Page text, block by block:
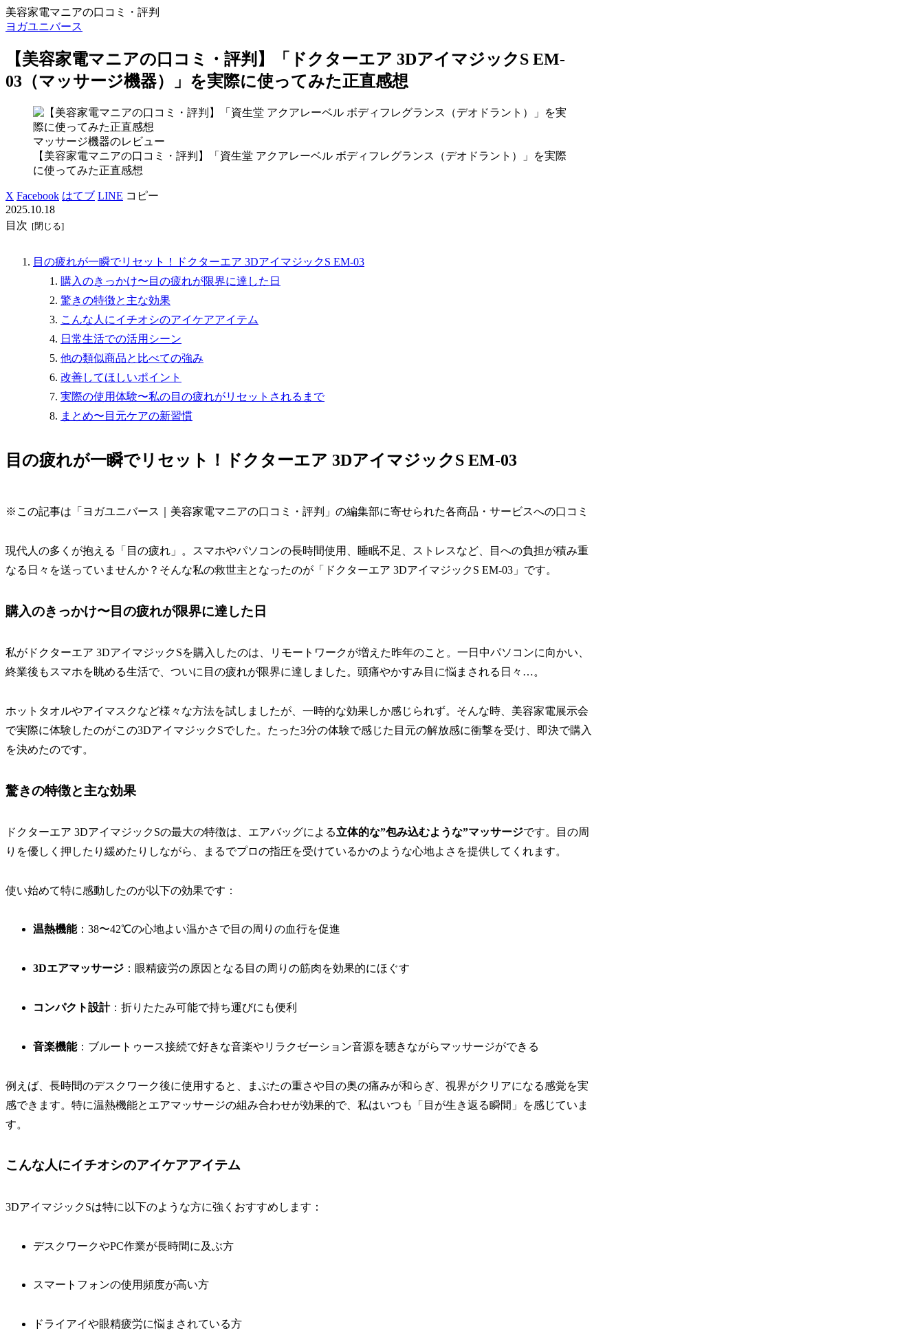
美容家電マニアの口コミ・評判
ヨガユニバース
【美容家電マニアの口コミ・評判】「ドクターエア 3DアイマジックS EM-
03（マッサージ機器）」を実際に使ってみた正直感想
マッサージ機器のレビュー
【美容家電マニアの口コミ・評判】「資生堂 アクアレーベル ボディフレグランス（デオドラント）」を実際
に使ってみた正直感想
X Facebook はてブ LINE コピー
2025.10.18
目次
目の疲れが一瞬でリセット！ドクターエア 3DアイマジックS EM-03
購入のきっかけ〜目の疲れが限界に達した日
驚きの特徴と主な効果
こんな人にイチオシのアイケアアイテム
日常生活での活用シーン
他の類似商品と比べての強み
改善してほしいポイント
実際の使用体験〜私の目の疲れがリセットされるまで
まとめ〜目元ケアの新習慣
目の疲れが一瞬でリセット！ドクターエア 3DアイマジックS EM-03
※この記事は「ヨガユニバース｜美容家電マニアの口コミ・評判」の編集部に寄せられた各商品・サービスへの口コミ
現代人の多くが抱える「目の疲れ」。スマホやパソコンの長時間使用、睡眠不足、ストレスなど、目への負担が積み重
なる日々を送っていませんか？そんな私の救世主となったのが「ドクターエア 3DアイマジックS EM-03」です。
購入のきっかけ〜目の疲れが限界に達した日
私がドクターエア 3DアイマジックSを購入したのは、リモートワークが増えた昨年のこと。一日中パソコンに向かい、
終業後もスマホを眺める生活で、ついに目の疲れが限界に達しました。頭痛やかすみ目に悩まされる日々…。
ホットタオルやアイマスクなど様々な方法を試しましたが、一時的な効果しか感じられず。そんな時、美容家電展示会
で実際に体験したのがこの3DアイマジックSでした。たった3分の体験で感じた目元の解放感に衝撃を受け、即決で購入
を決めたのです。
驚きの特徴と主な効果
ドクターエア 3DアイマジックSの最大の特徴は、エアバッグによる立体的な”包み込むような”マッサージです。目の周
りを優しく押したり緩めたりしながら、まるでプロの指圧を受けているかのような心地よさを提供してくれます。
使い始めて特に感動したのが以下の効果です：
温熱機能：38〜42℃の心地よい温かさで目の周りの血行を促進
3Dエアマッサージ ：眼精疲労の原因となる目の周りの筋肉を効果的にほぐす
コンパクト設計：折りたたみ可能で持ち運びにも便利
音楽機能：ブルートゥース接続で好きな音楽やリラクゼーション音源を聴きながらマッサージができる
例えば、長時間のデスクワーク後に使用すると、まぶたの重さや目の奥の痛みが和らぎ、視界がクリアになる感覚を実
感できます。特に温熱機能とエアマッサージの組み合わせが効果的で、私はいつも「目が生き返る瞬間」を感じていま
す。
こんな人にイチオシのアイケアアイテム
3DアイマジックSは特に以下のような方に強くおすすめします：
デスクワークやPC作業が長時間に及ぶ方
スマートフォンの使用頻度が高い方
ドライアイや眼精疲労に悩まされている方